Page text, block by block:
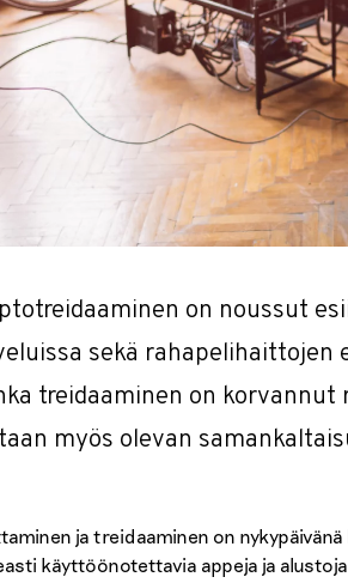
on noussut
sekä rahapelihaittojen
treidaaminen on
myös olevan
ja treidaaminen on
käyttöönotettavia appeja ja